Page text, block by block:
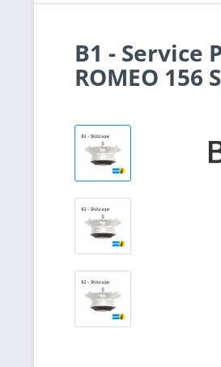
B1 -
ROMEO 156